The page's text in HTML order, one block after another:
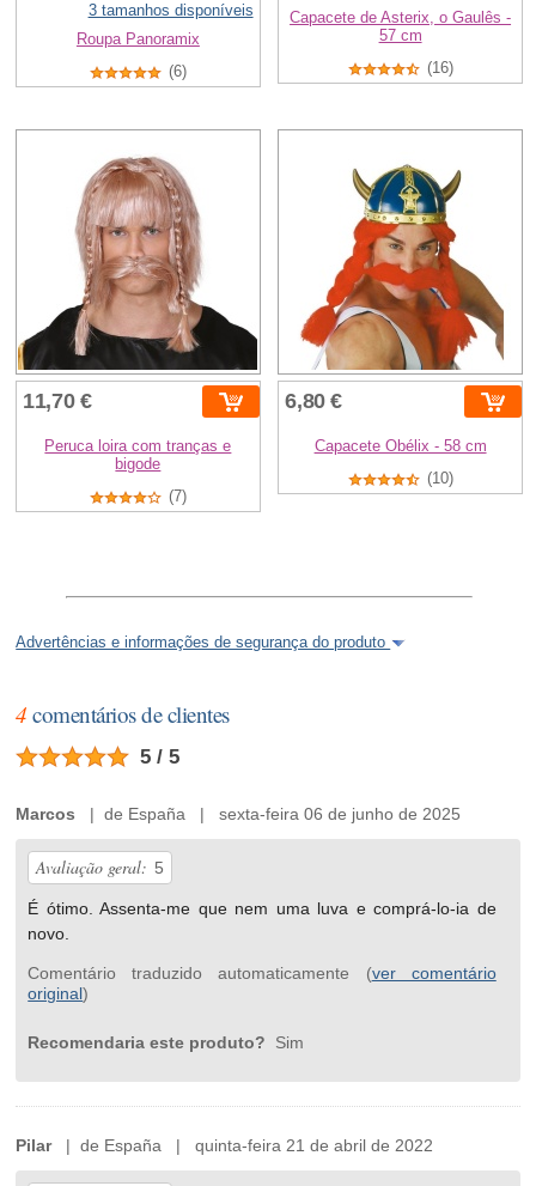
3 tamanhos disponíveis
Roupa Panoramix
(6)
Capacete de Asterix, o Gaulês -
57 cm
(16)
11,70 €
Peruca loira com tranças e
bigode
(7)
6,80 €
Capacete Obélix - 58 cm
(10)
Advertências e informações de segurança do produto
4 comentários de clientes
5 / 5
Marcos | de España | sexta-feira 06 de junho de 2025
Avaliação geral: 5
É ótimo. Assenta-me que nem uma luva e comprá-lo-ia de
novo.
Comentário traduzido automaticamente (ver comentário
original)
Recomendaria este produto? Sim
Pilar| de España | quinta-feira 21 de abril de 2022